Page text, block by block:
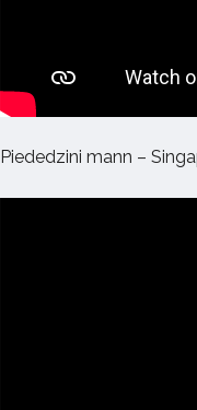
Piededzini mann –